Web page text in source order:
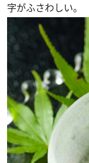
字がふさわしい。